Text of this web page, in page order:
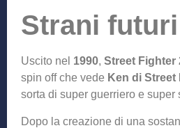
Strani futuri
Uscito nel 1990, Street Fighter
spin off che vede Ken di Street
sorta di super guerriero e super
Dopo la creazione di una